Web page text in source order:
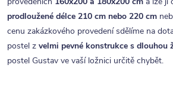
prodloužené délce 210 cm nebo 220 cm
cenu zakázkového provedení sdělíme na
postel z velmi pevné konstrukce s dlouhou
postel Gustav ve vaší ložnici určitě chybět.